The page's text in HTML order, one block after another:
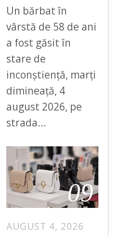
Un bărbat în
vârstă de 58 de ani
a fost găsit în
stare de
inconștiență, marți
dimineață, 4
august 2026, pe
strada…
09
AUGUST 4, 2026